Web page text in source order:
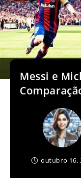
Messi e
outubro 16,